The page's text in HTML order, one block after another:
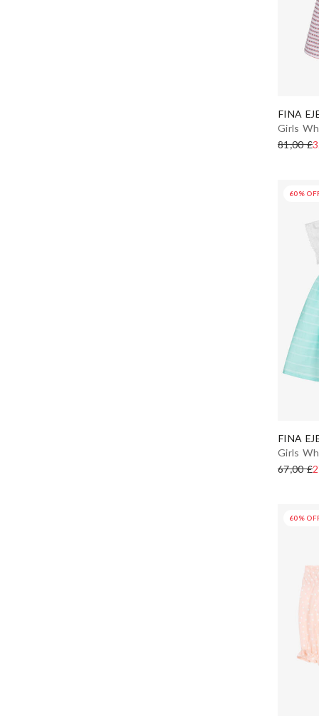
FINA
Girls
81,00 £
60%
FINA
Girls
67,00 £
60%